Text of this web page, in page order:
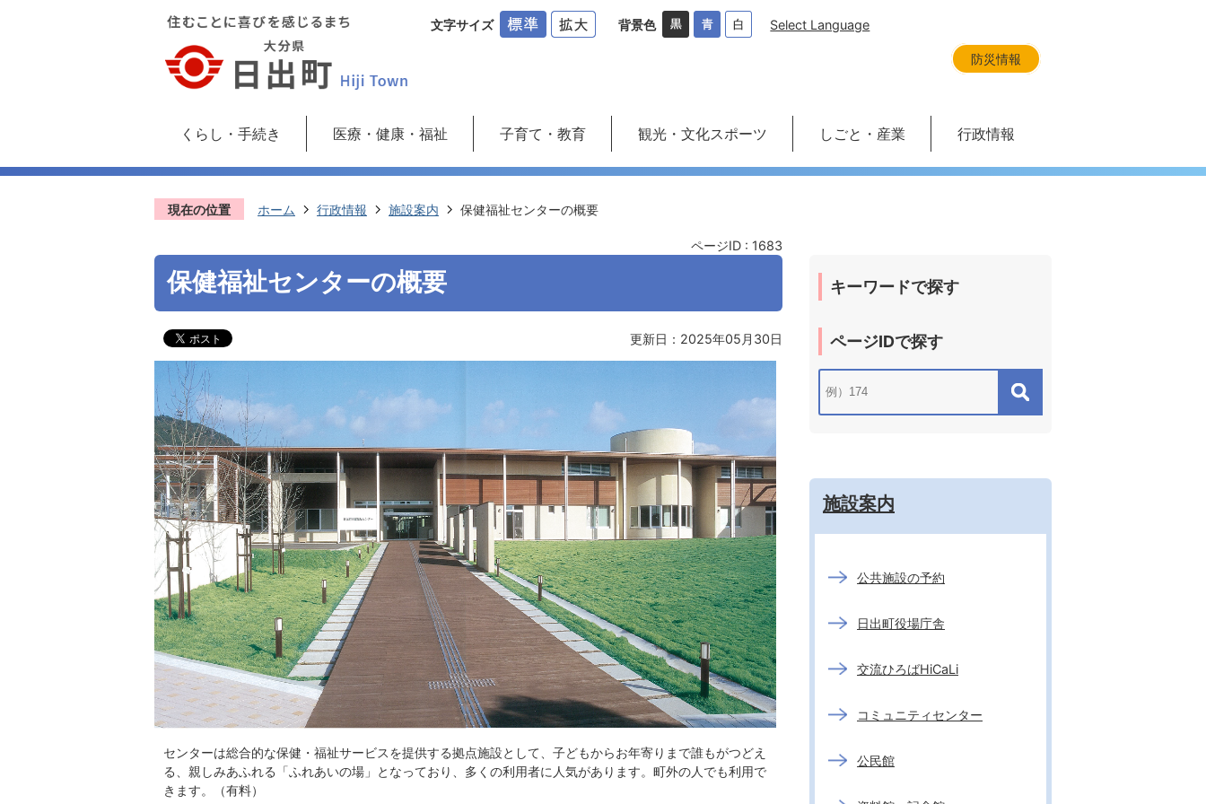
文字サイズ 背景色 Select Language
防災情報
くらし・手続き 医療・健康・福祉 子育て・教育 観光・文化スポーツ しごと・産業 行政情報
現在の位置 ホーム 行政情報 施設案内 保健福祉センターの概要
ページID : 1683
保健福祉センターの概要
更新日：2025年05月30日
センターは総合的な保健・福祉サービスを提供する拠点施設として、子どもからお年寄りまで誰もがつどえ
る、親しみあふれる「ふれあいの場」となっており、多くの利用者に人気があります。町外の人でも利用で
きます。（有料）
キーワードで探す
ページIDで探す
施設案内
公共施設の予約
日出町役場庁舎
交流ひろばHiCaLi
コミュニティセンター
公民館